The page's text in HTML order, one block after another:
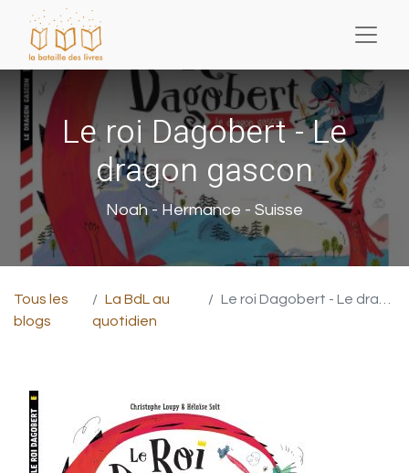
Le roi Dagobert - Le
dragon gascon
Noah - Hermance - Suisse
Tous les
blogs
La BdL au
quotidien
Le roi Dagobert - Le dragon gascon